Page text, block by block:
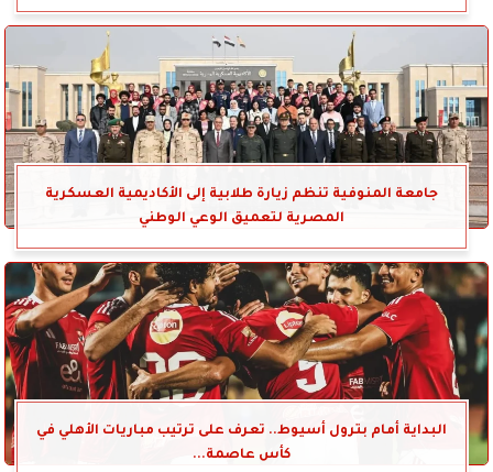
جامعة المنوفية تنظم زيارة طلابية إلى الأكاديمية العسكرية
المصرية لتعميق الوعي الوطني
البداية أمام بترول أسيوط.. تعرف على ترتيب مباريات الأهلي في
كأس عاصمة...